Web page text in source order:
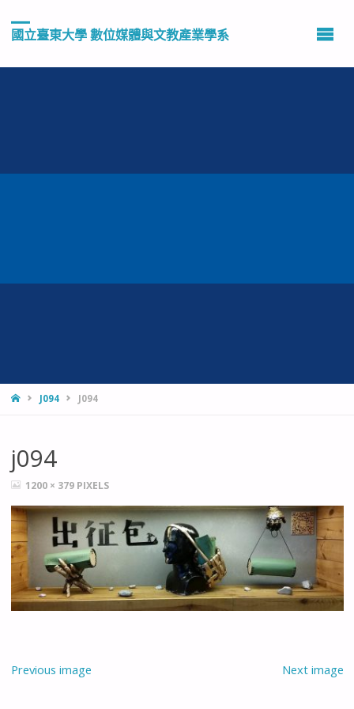
國立臺東大學 數位媒體與文教產業學系
HOMEJ094 J094
j094
FULL1200 × 379 PIXELS
Previous image Next image